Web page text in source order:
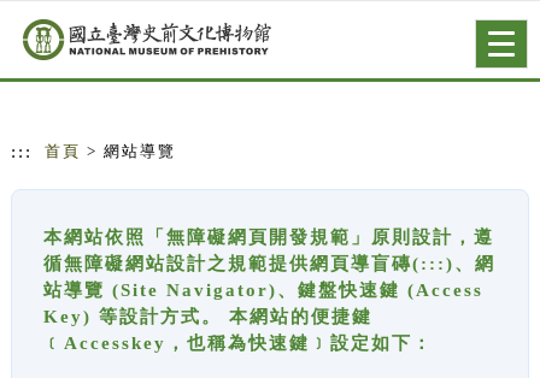
跳到主要內容
網站導覽
::: 首頁 > 網站導覽
本網站依照「無障礙網頁開發規範」原則設計，遵
循無障礙網站設計之規範提供網頁導盲磚(:::)、網
站導覽 (Site Navigator)、鍵盤快速鍵 (Access
Key) 等設計方式。 本網站的便捷鍵
﹝Accesskey，也稱為快速鍵﹞設定如下：